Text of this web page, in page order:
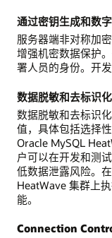
通过密钥生成和数
服务器端非对称加
增强机密数据保护
署人员的身份。开
数据脱敏和去标识化
数据脱敏和去标识
值，具体包括选择
Oracle MySQL
户可以在开发和测
低数据泄露风险。
HeatWave 集群上
能。
Connection